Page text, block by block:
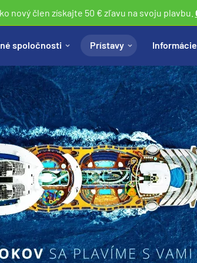
nový člen získajte 50 € zľavu na svoju plavbu.
spoločnosti Prístavy Informácie